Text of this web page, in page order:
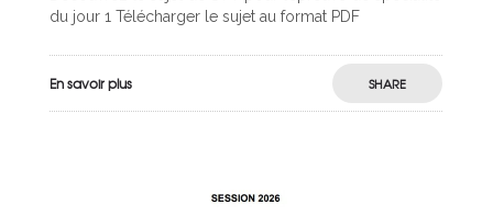
du jour 1 Télécharger le sujet au format PDF
En savoir plus SHARE